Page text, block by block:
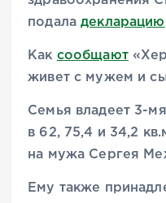
подаладекларацию
Как сообщают
живет с мужем и
Семья владеет 3-
в 62, 75,4 и 34,2
на мужа Сергея
Ему также